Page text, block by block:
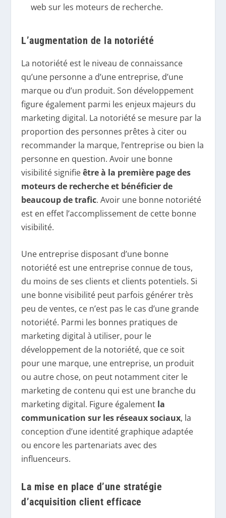
web sur les moteurs de recherche.
L’augmentation de la notoriété
La notoriété est le niveau de connaissance
qu’une personne a d’une entreprise, d’une
marque ou d’un produit. Son développement
figure également parmi les enjeux majeurs du
marketing digital. La notoriété se mesure par la
proportion des personnes prêtes à citer ou
recommander la marque, l’entreprise ou bien la
personne en question. Avoir une bonne
visibilité signifieêtre à la première page des
moteurs de recherche et bénéficier de
beaucoup de trafic. Avoir une bonne notoriété
est en effet l’accomplissement de cette bonne
visibilité.
Une entreprise disposant d’une bonne
notoriété est une entreprise connue de tous,
du moins de ses clients et clients potentiels. Si
une bonne visibilité peut parfois générer très
peu de ventes, ce n’est pas le cas d’une grande
notoriété. Parmi les bonnes pratiques de
marketing digital à utiliser, pour le
développement de la notoriété, que ce soit
pour une marque, une entreprise, un produit
ou autre chose, on peut notamment citer le
marketing de contenu qui est une branche du
marketing digital. Figure également la
communication sur les réseaux sociaux, la
conception d’une identité graphique adaptée
ou encore les partenariats avec des
influenceurs.
La mise en place d’une stratégie
d’acquisition client efficace